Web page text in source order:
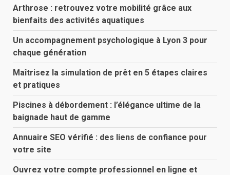
Arthrose : retrouvez votre mobilité grâce aux
bienfaits des activités aquatiques
Un accompagnement psychologique à Lyon 3 pour
chaque génération
Maîtrisez la simulation de prêt en 5 étapes claires
et pratiques
Piscines à débordement : l’élégance ultime de la
baignade haut de gamme
Annuaire SEO vérifié : des liens de confiance pour
votre site
Ouvrez votre compte professionnel en ligne et